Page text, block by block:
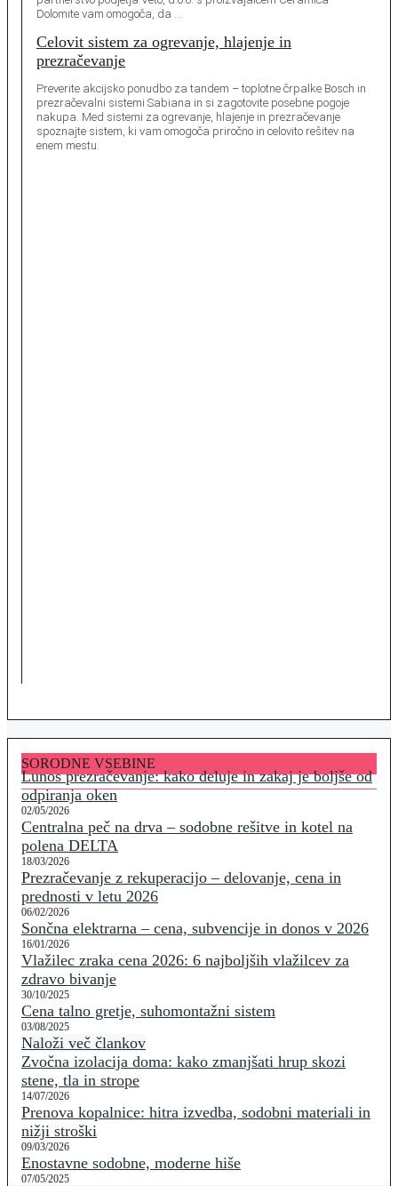
Dolomite vam omogoča, da …
Celovit sistem za ogrevanje, hlajenje in
prezračevanje
Preverite akcijsko ponudbo za tandem – toplotne črpalke Bosch in
prezračevalni sistemi Sabiana in si zagotovite posebne pogoje
nakupa. Med sistemi za ogrevanje, hlajenje in prezračevanje
spoznajte sistem, ki vam omogoča priročno in celovito rešitev na
enem mestu.
SORODNE VSEBINE
Lunos prezračevanje: kako deluje in zakaj je boljše od
odpiranja oken
02/05/2026
Centralna peč na drva – sodobne rešitve in kotel na
polena DELTA
18/03/2026
Prezračevanje z rekuperacijo – delovanje, cena in
prednosti v letu 2026
06/02/2026
Sončna elektrarna – cena, subvencije in donos v 2026
16/01/2026
Vlažilec zraka cena 2026: 6 najboljših vlažilcev za
zdravo bivanje
30/10/2025
Cena talno gretje, suhomontažni sistem
03/08/2025
Naloži več člankov
Zvočna izolacija doma: kako zmanjšati hrup skozi
stene, tla in strope
14/07/2026
Prenova kopalnice: hitra izvedba, sodobni materiali in
nižji stroški
09/03/2026
Enostavne sodobne, moderne hiše
07/05/2025